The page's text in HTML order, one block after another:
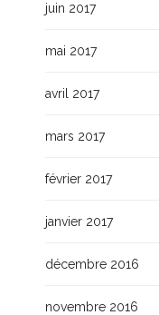
juin 2017
mai 2017
avril 2017
mars 2017
février 2017
janvier 2017
décembre 2016
novembre 2016